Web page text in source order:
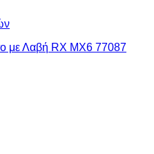
με Λαβή RX MX6 77087